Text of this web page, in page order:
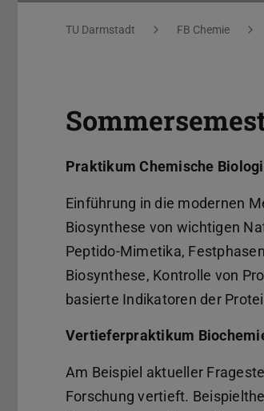
Sie befinden sich hier:
TU Darmstadt FB Chemie
Praktikum Chemische
Einführung in die modernen
Biosynthese von wichtigen
Peptido-Mimetika,
Biosynthese, Kontrolle von
basierte Indikatoren der
Vertieferpraktikum Biochemie
Am Beispiel aktueller
Forschung vertieft.